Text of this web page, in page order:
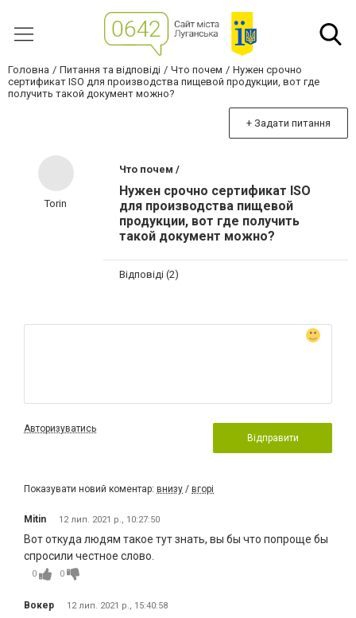
Головна Питання та відповіді Что почем
Нужен срочно
сертификат ISO для производства пищевой продукции, вот где
получить такой документ можно?
+ Задати питання
Torin
Что почем /
Нужен срочно сертификат ISO
для производства пищевой
продукции, вот где получить
такой документ можно?
Відповіді (2)
Авторизуватись
Відправити
Показувати новий коментар: внизу / вгорі
Mitin 12 лип. 2021 р., 10:27:50
Вот откуда людям такое тут знать, вы бы что попроще бы
спросили честное слово.
0 0
Вокер 12 лип. 2021 р., 15:40:58